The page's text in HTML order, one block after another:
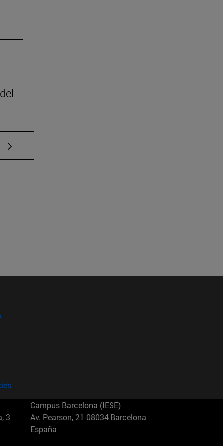
TAB para desplazarse.
3
Campus Barcelona (IESE)
Av. Pearson, 21 08034 Barcelona
España